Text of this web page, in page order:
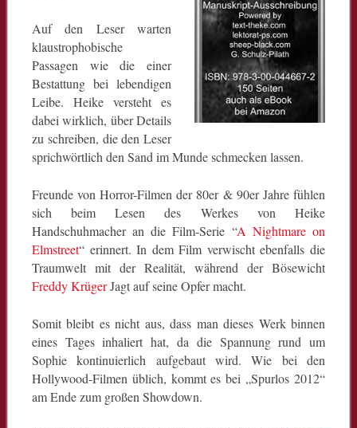
Auf den Leser warten
klaustrophobische
Passagen wie die einer
Bestattung bei lebendigen
Leibe. Heike versteht es
dabei wirklich, über Details
zu schreiben, die den Leser
sprichwörtlich den Sand im Munde schmecken lassen.
Freunde von Horror-Filmen der 80er & 90er Jahre fühlen
sich beim Lesen des Werkes von Heike
Handschuhmacher an die Film-Serie “A Nightmare on
Elmstreet“ erinnert. In dem Film verwischt ebenfalls die
Traumwelt mit der Realität, während der Bösewicht
Freddy KrügerJagt auf seine Opfer macht.
Somit bleibt es nicht aus, dass man dieses Werk binnen
eines Tages inhaliert hat, da die Spannung rund um
Sophie kontinuierlich aufgebaut wird. Wie bei den
Hollywood-Filmen üblich, kommt es bei „Spurlos 2012“
am Ende zum großen Showdown.